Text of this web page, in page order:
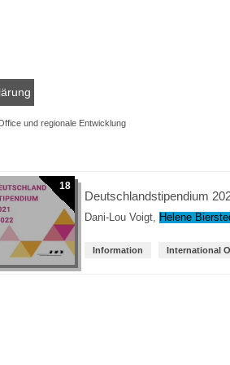
und regionale Entwicklung
18
Deutschlandstipendium
Dani-Lou Voigt, Helene
Information